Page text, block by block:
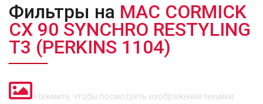
Фильтры на MAC CORMICK
CX 90 SYNCHRO RESTYLING
T3 (PERKINS 1104)
Нажмите, чтобы посмотреть изображения техники.